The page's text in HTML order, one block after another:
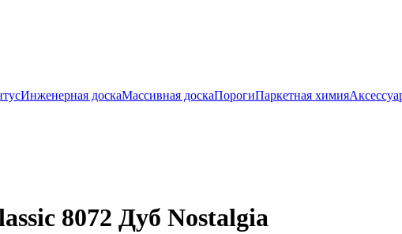
Инженерная доскаМассивная доскаПорогиПаркетная химия
8072 Дуб Nostalgia